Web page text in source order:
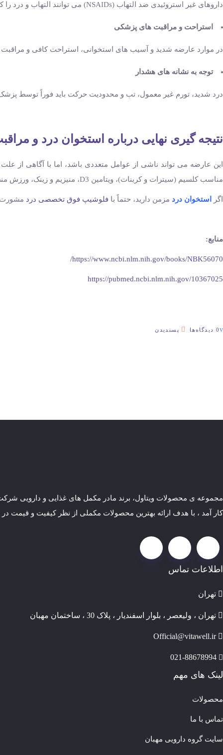
داروهای غیر استروئیدی ضد التهاب (NSAIDs) می ‌توانند التهاب و درد را کاهش دهند اما باید با نظر پزشک و یا داروساز مصرف شوند.
استراحت و مراقبت ‌های پزشکی
در موارد عارضه شدید و آسیب ‌های استخوانی، استراحت کافی و
توجه به نشانه‌ های هشدار
درد شدید، تورم غیر معمول، تب و محدودیت حرکت باید فوراً توسط
نتیجه ‌گیری نهایی درباره استخوان درد و
این عارضه می‌ تواند ناشی از عوامل متعددی باشد، اما با آگاهی
مناسب کلسیم (سیترات و کربنات)، ویتامین D3، منیزیم و زینک، ورزش منظم و سبک زندگی سالم کلید های اصلی سلامت استخوان و کاهش درد هستند.
اگر استخوان درد مزمن دارید، حتماً با فلوشیپ فوق تخصصی درد مشورت
منابع:
https://www.ncbi.nlm.nih.gov/books/NBK56070/
https://pubmed.ncbi.nlm.nih.gov/10367025
0 دیدگاه‌ها پسندیدن
مجموعه ی محصولات ویتاول، برند مادر مکمل های غذایی و دارویی
کار آمد ، با هدف ارائه بهترین محصولات مکملی از نظر کیفیت و قیمت در
اطلاعات تماس
تهران
تهران ، ولیعصر ، بلوار اسفندیار ، پلاک 30 ، ساختمان مهبان
Official@vitawell.ir
021-88678994
لینک های مهم
محصولات
تماس با ما
سایت گروه دارویی مهبان